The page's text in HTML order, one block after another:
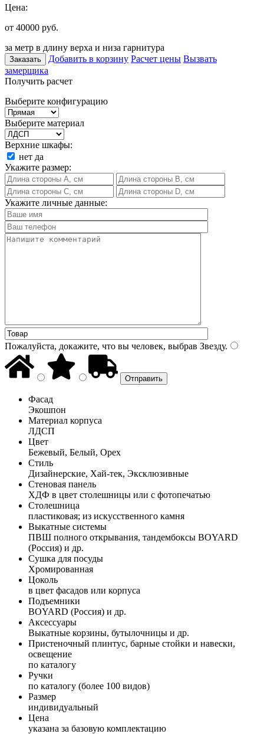
Цена:
от 40000 руб.
за метр в длину верха и низа гарнитура
Заказать Добавить в корзину Расчет цены Вызвать
замерщика
Получить расчет
Выберите конфигурацию
Выберите материал
Верхние шкафы:
нет да
Укажите размер:
Укажите личные данные:
Пожалуйста, докажите, что вы человек, выбрав Звезду.
Фасад
Экошпон
Материал корпуса
ЛДСП
Цвет
Бежевый, Белый, Орех
Стиль
Дизайнерские, Хай-тек, Эксклюзивные
Стеновая панель
ХДФ в цвет столешницы или с фотопечатью
Столешница
пластиковая; из искусственного камня
Выкатные системы
ПВШ полного открывания, тандембоксы BOYARD
(Россия) и др.
Сушка для посуды
Хромированная
Цоколь
в цвет фасадов или корпуса
Подъемники
BOYARD (Россия) и др.
Аксессуары
Выкатные корзины, бутылочницы и др.
Пристеночный плинтус, барные стойки и навески,
освещение
по каталогу
Ручки
по каталогу (более 100 видов)
Размер
индивидуальный
Цена
указана за базовую комплектацию